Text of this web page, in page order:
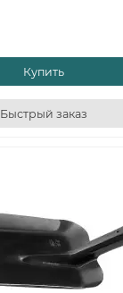
Купить
Быстрый заказ